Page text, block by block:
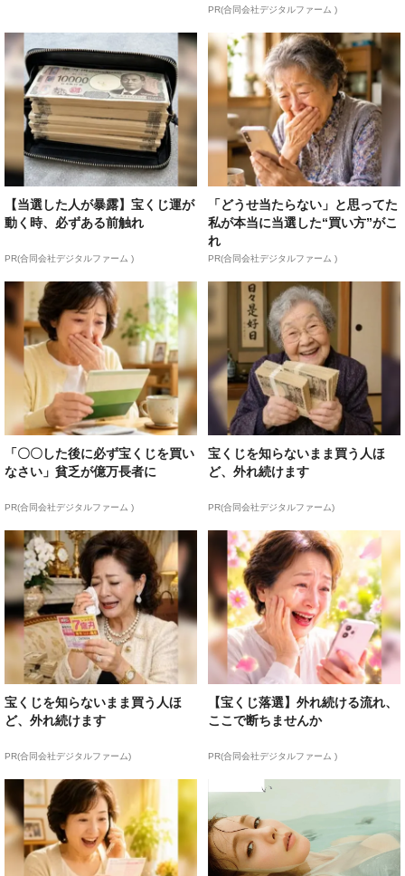
PR(合同会社デジタルファーム )
【当選した人が暴露】宝くじ運が
動く時、必ずある前触れ
PR(合同会社デジタルファーム )
「どうせ当たらない」と思ってた
私が本当に当選した“買い方”がこ
れ
PR(合同会社デジタルファーム )
「〇〇した後に必ず宝くじを買い
なさい」貧乏が億万長者に
PR(合同会社デジタルファーム )
宝くじを知らないまま買う人ほ
ど、外れ続けます
PR(合同会社デジタルファーム)
宝くじを知らないまま買う人ほ
ど、外れ続けます
PR(合同会社デジタルファーム)
【宝くじ落選】外れ続ける流れ、
ここで断ちませんか
PR(合同会社デジタルファーム )